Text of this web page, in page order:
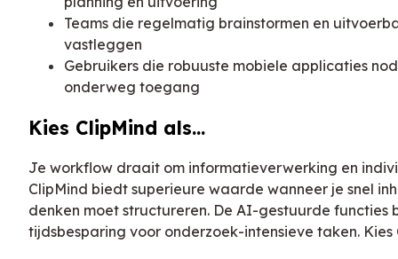
Teams die regelmatig brainstormen en
vastleggen
Gebruikers die robuuste mobiele applicaties
onderweg toegang
Kies ClipMind als...
Je workflow draait om informatieverwerking en
ClipMind biedt superieure waarde wanneer je snel
denken moet structureren. De AI-gestuurde functies
tijdsbesparing voor onderzoek-intensieve taken. Kies